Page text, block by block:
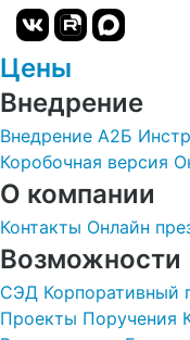
Цены
Внедрение
Внедрение А2Б
Коробочная версия
О компании
Контакты Онлайн
Возможности
СЭД Корпоративный
Проекты Поручения